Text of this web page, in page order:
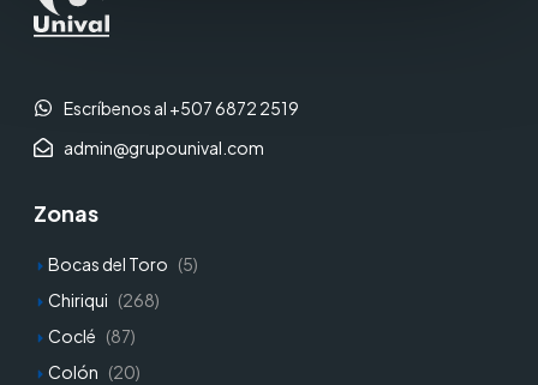
Escríbenos al +507 6872 2519
admin@grupounival.com
Zonas
Bocas del Toro (5)
Chiriqui (268)
Coclé (87)
Colón (20)